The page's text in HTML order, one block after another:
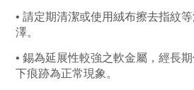
• 請定期清潔或使用絨布擦去指紋
澤。
• 錫為延展性較強之軟金屬，經長
下痕跡為正常現象。